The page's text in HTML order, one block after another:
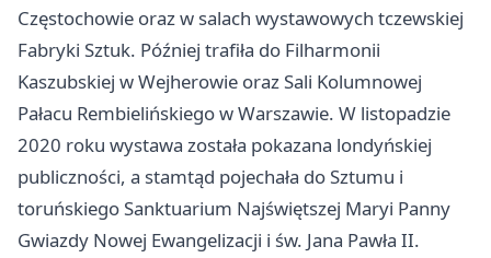
Częstochowie oraz w salach wystawowych tczewskiej
Fabryki Sztuk. Później trafiła do Filharmonii
Kaszubskiej w Wejherowie oraz Sali Kolumnowej
Pałacu Rembielińskiego w Warszawie. W listopadzie
2020 roku wystawa została pokazana londyńskiej
publiczności, a stamtąd pojechała do Sztumu i
toruńskiego Sanktuarium Najświętszej Maryi Panny
Gwiazdy Nowej Ewangelizacji i św. Jana Pawła II.